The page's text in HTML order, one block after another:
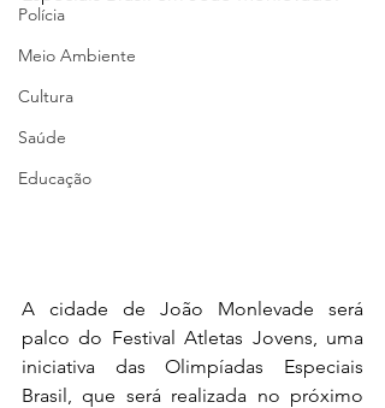
Polícia
Meio Ambiente
Cultura
Saúde
Educação
A cidade de João Monlevade será
palco do Festival Atletas Jovens, uma
iniciativa das Olimpíadas Especiais
Brasil, que será realizada no próximo